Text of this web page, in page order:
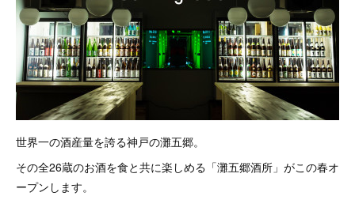
世界一の酒産量を誇る神戸の灘五郷。
その全26蔵のお酒を食と共に楽しめる「灘五郷酒所」がこの春オ
ープンします。